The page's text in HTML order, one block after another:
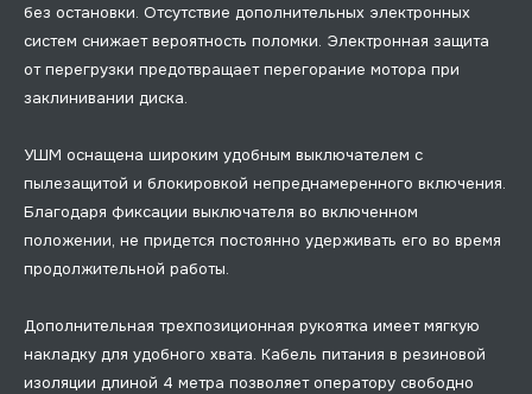
без остановки. Отсутствие дополнительных электронных
систем снижает вероятность поломки. Электронная защита
от перегрузки предотвращает перегорание мотора при
заклинивании диска.
УШМ оснащена широким удобным выключателем с
пылезащитой и блокировкой непреднамеренного включения.
Благодаря фиксации выключателя во включенном
положении, не придется постоянно удерживать его во время
продолжительной работы.
Дополнительная трехпозиционная рукоятка имеет мягкую
накладку для удобного хвата. Кабель питания в резиновой
изоляции длиной 4 метра позволяет оператору свободно